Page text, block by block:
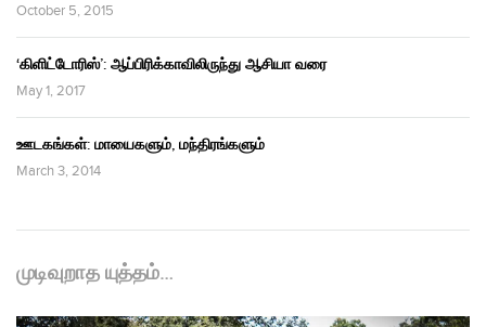
October 5, 2015
‘கிளிட்டோரிஸ்’: ஆப்பிரிக்காவிலிருந்து ஆசியா வரை
May 1, 2017
ஊடகங்கள்: மாயைகளும், மந்திரங்களும்
March 3, 2014
முடிவுறாத யுத்தம்…